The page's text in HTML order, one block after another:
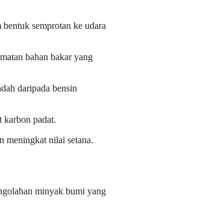
semprotan ke udara
bahan bakar yang
daripada bensin
karbon padat.
meningkat nilai setana.
minyak bumi yang